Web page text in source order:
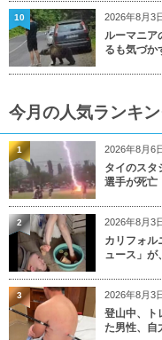
2026年8月3
ルーマニア
るも気づか
10
今月の人気ランキ
2026年8月6
タイのスタ
選手が死亡
1
2026年8月3
カリフォル
ュース」が
2
2026年8月3
登山中、ト
た男性、自
3